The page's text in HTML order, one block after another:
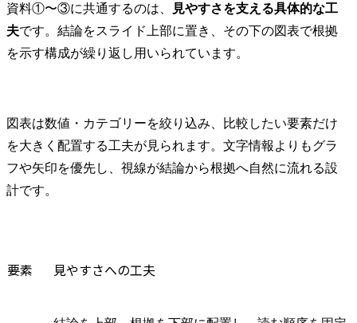
資料①〜③に共通するのは、
見やすさを支える具体的な工
夫です。結論をスライド上部に置き、その下の図表で根拠
を示す構成が繰り返し用いられています。
図表は数値・カテゴリーを絞り込み、比較したい要素だけ
を大きく配置する工夫が見られます。文字情報よりもグラ
フや矢印を優先し、視線が結論から根拠へ自然に流れる設
計です。
要素 見やすさへの工夫